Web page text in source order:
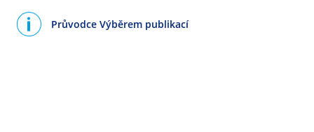
Průvodce Výběrem publikací